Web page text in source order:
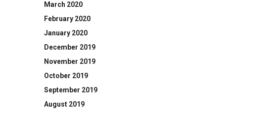
March 2020
February 2020
January 2020
December 2019
November 2019
October 2019
September 2019
August 2019